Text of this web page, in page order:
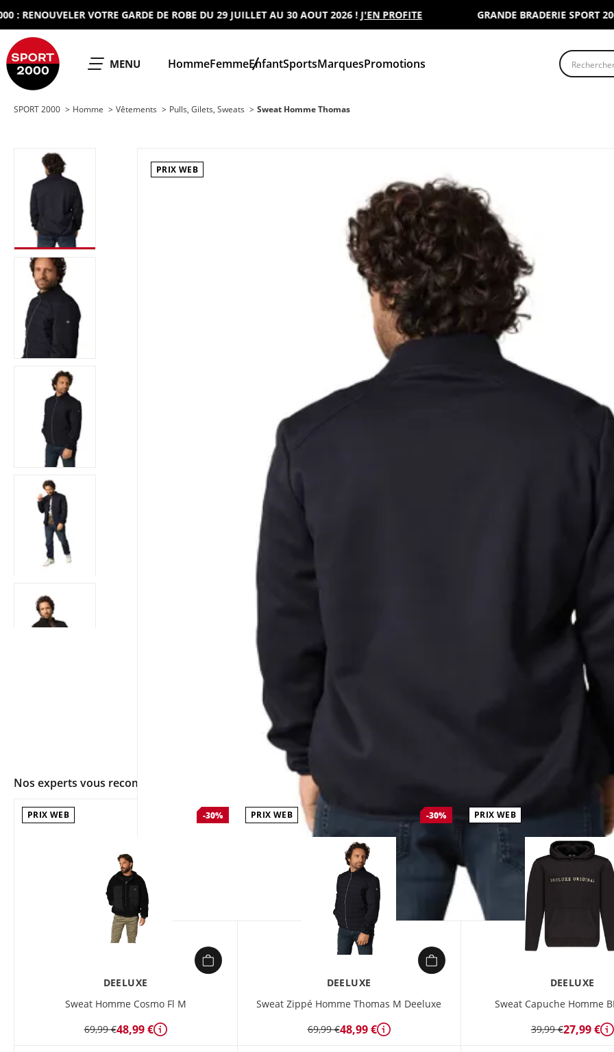
VOTRE GARDE DE ROBE DU 29 JUILLET AU 30 AOUT 2026 !J'EN PROFITE GRANDE BRADERIE SPORT 2000
OUVRIR LE
MENU HommeFemmeEnfantSportsMarquesPromotions
SPORT 2000 Homme Vêtements Pulls, Gilets, Sweats Sweat Homme Thomas
PRIX WEB
Nos experts vous recommandent
PRIX WEB -30%
DEELUXE
Sweat Homme Cosmo Fl M
69,99 €48,99 € Détails
PRIX WEB -30%
DEELUXE
Sweat Zippé Homme Thomas M Deeluxe
69,99 €48,99 € Détails
PRIX WEB
DEELUXE
Sweat Capuche Homme
39,99 €27,99 €